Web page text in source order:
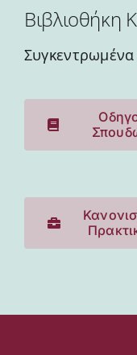
Βιβλιοθήκη